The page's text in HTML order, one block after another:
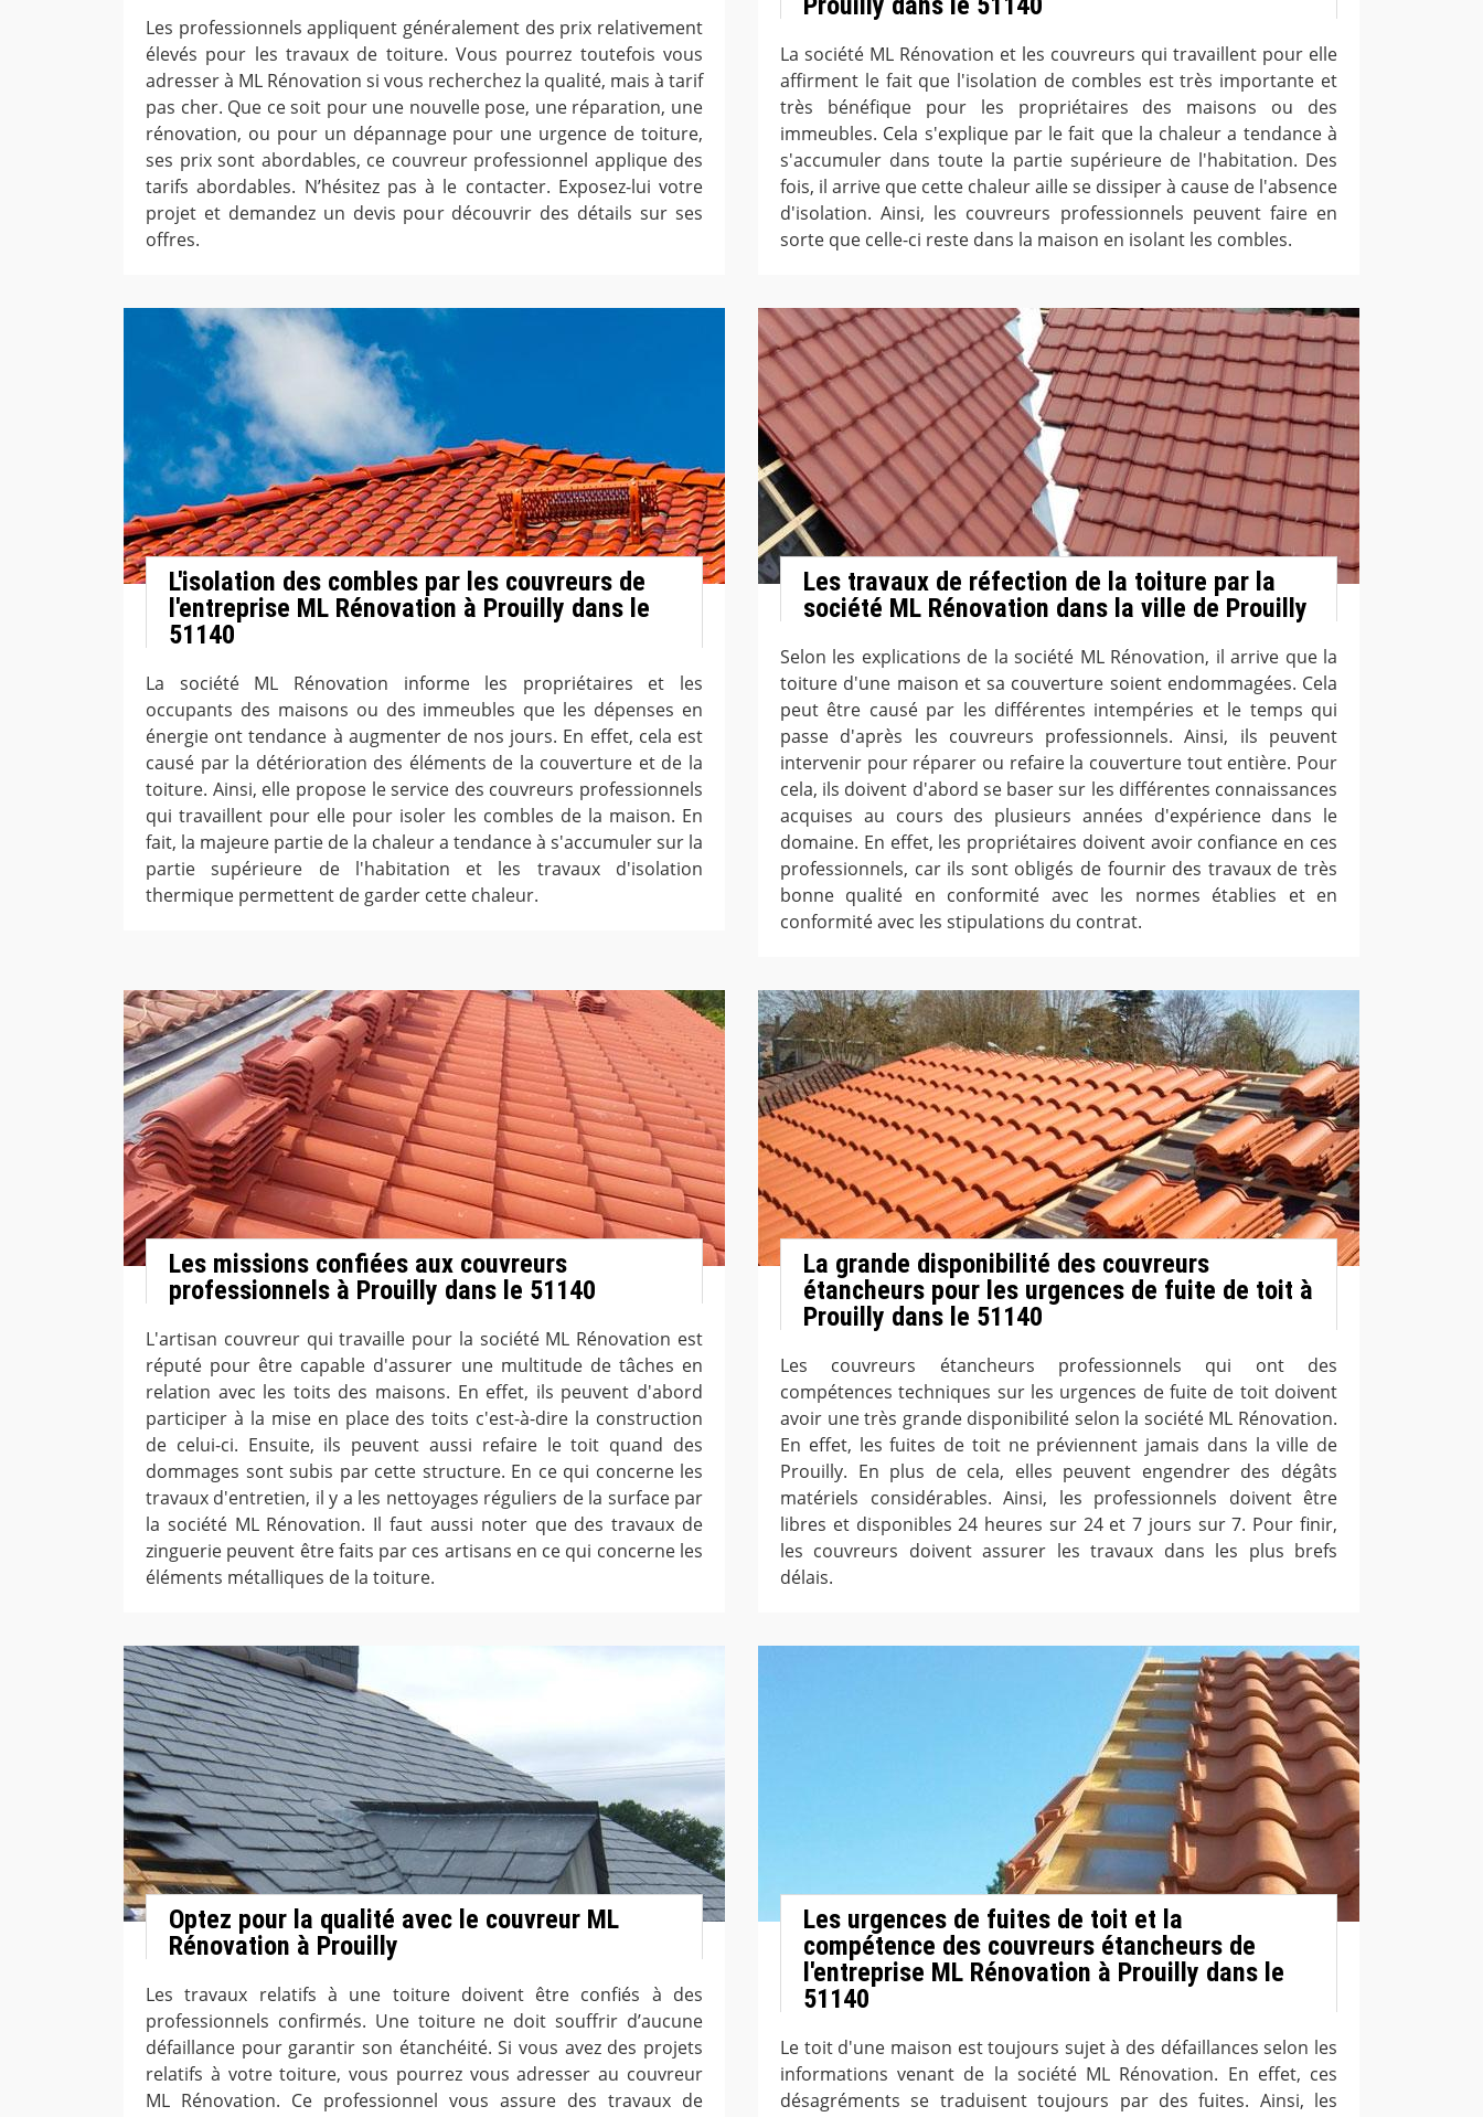
Les professionnels appliquent généralement des prix relativement
élevés pour les travaux de toiture. Vous pourrez toutefois vous
adresser à ML Rénovation si vous recherchez la qualité, mais à tarif
pas cher. Que ce soit pour une nouvelle pose, une réparation, une
rénovation, ou pour un dépannage pour une urgence de toiture,
ses prix sont abordables, ce couvreur professionnel applique des
tarifs abordables. N’hésitez pas à le contacter. Exposez-lui votre
projet et demandez un devis pour découvrir des détails sur ses
offres.
La société ML Rénovation et les couvreurs qui travaillent pour elle
affirment le fait que l'isolation de combles est très importante et
très bénéfique pour les propriétaires des maisons ou des
immeubles. Cela s'explique par le fait que la chaleur a tendance à
s'accumuler dans toute la partie supérieure de l'habitation. Des
fois, il arrive que cette chaleur aille se dissiper à cause de l'absence
d'isolation. Ainsi, les couvreurs professionnels peuvent faire en
sorte que celle-ci reste dans la maison en isolant les combles.
L'isolation des combles par les couvreurs de
l'entreprise ML Rénovation à Prouilly dans le
51140
La société ML Rénovation informe les propriétaires et les
occupants des maisons ou des immeubles que les dépenses en
énergie ont tendance à augmenter de nos jours. En effet, cela est
causé par la détérioration des éléments de la couverture et de la
toiture. Ainsi, elle propose le service des couvreurs professionnels
qui travaillent pour elle pour isoler les combles de la maison. En
fait, la majeure partie de la chaleur a tendance à s'accumuler sur la
partie supérieure de l'habitation et les travaux d'isolation
thermique permettent de garder cette chaleur.
Les travaux de réfection de la toiture par la
société ML Rénovation dans la ville de Prouilly
Selon les explications de la société ML Rénovation, il arrive que la
toiture d'une maison et sa couverture soient endommagées. Cela
peut être causé par les différentes intempéries et le temps qui
passe d'après les couvreurs professionnels. Ainsi, ils peuvent
intervenir pour réparer ou refaire la couverture tout entière. Pour
cela, ils doivent d'abord se baser sur les différentes connaissances
acquises au cours des plusieurs années d'expérience dans le
domaine. En effet, les propriétaires doivent avoir confiance en ces
professionnels, car ils sont obligés de fournir des travaux de très
bonne qualité en conformité avec les normes établies et en
conformité avec les stipulations du contrat.
Les missions confiées aux couvreurs
professionnels à Prouilly dans le 51140
L'artisan couvreur qui travaille pour la société ML Rénovation est
réputé pour être capable d'assurer une multitude de tâches en
relation avec les toits des maisons. En effet, ils peuvent d'abord
participer à la mise en place des toits c'est-à-dire la construction
de celui-ci. Ensuite, ils peuvent aussi refaire le toit quand des
dommages sont subis par cette structure. En ce qui concerne les
travaux d'entretien, il y a les nettoyages réguliers de la surface par
la société ML Rénovation. Il faut aussi noter que des travaux de
zinguerie peuvent être faits par ces artisans en ce qui concerne les
éléments métalliques de la toiture.
La grande disponibilité des couvreurs
étancheurs pour les urgences de fuite de toit à
Prouilly dans le 51140
Les couvreurs étancheurs professionnels qui ont des
compétences techniques sur les urgences de fuite de toit doivent
avoir une très grande disponibilité selon la société ML Rénovation.
En effet, les fuites de toit ne préviennent jamais dans la ville de
Prouilly. En plus de cela, elles peuvent engendrer des dégâts
matériels considérables. Ainsi, les professionnels doivent être
libres et disponibles 24 heures sur 24 et 7 jours sur 7. Pour finir,
les couvreurs doivent assurer les travaux dans les plus brefs
délais.
Optez pour la qualité avec le couvreur ML
Rénovation à Prouilly
Les travaux relatifs à une toiture doivent être confiés à des
professionnels confirmés. Une toiture ne doit souffrir d’aucune
défaillance pour garantir son étanchéité. Si vous avez des projets
relatifs à votre toiture, vous pourrez vous adresser au couvreur
ML Rénovation. Ce professionnel vous assure des travaux de
Les urgences de fuites de toit et la
compétence des couvreurs étancheurs de
l'entreprise ML Rénovation à Prouilly dans le
51140
Le toit d'une maison est toujours sujet à des défaillances selon les
informations venant de la société ML Rénovation. En effet, ces
désagréments se traduisent toujours par des fuites. Ainsi, les